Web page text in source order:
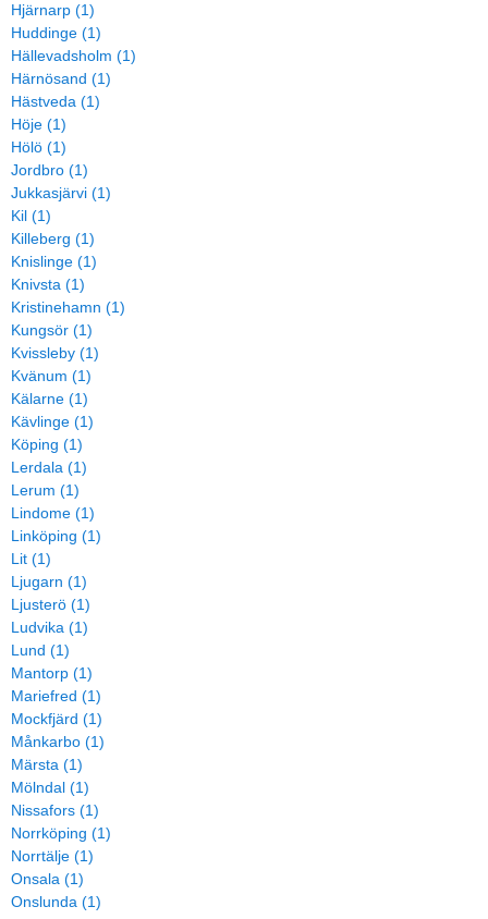
Hjärnarp (1)
Huddinge (1)
Hällevadsholm (1)
Härnösand (1)
Hästveda (1)
Höje (1)
Hölö (1)
Jordbro (1)
Jukkasjärvi (1)
Kil (1)
Killeberg (1)
Knislinge (1)
Knivsta (1)
Kristinehamn (1)
Kungsör (1)
Kvissleby (1)
Kvänum (1)
Kälarne (1)
Kävlinge (1)
Köping (1)
Lerdala (1)
Lerum (1)
Lindome (1)
Linköping (1)
Lit (1)
Ljugarn (1)
Ljusterö (1)
Ludvika (1)
Lund (1)
Mantorp (1)
Mariefred (1)
Mockfjärd (1)
Månkarbo (1)
Märsta (1)
Mölndal (1)
Nissafors (1)
Norrköping (1)
Norrtälje (1)
Onsala (1)
Onslunda (1)